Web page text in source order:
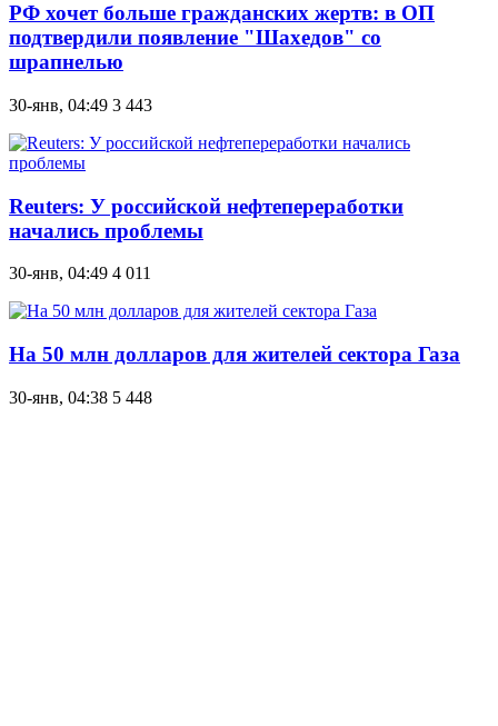
РФ хочет больше гражданских жертв: в ОП
подтвердили появление "Шахедов" со
шрапнелью
30-янв, 04:49 3 443
Reuters: У российской нефтепереработки
начались проблемы
30-янв, 04:49 4 011
На 50 млн долларов для жителей сектора Газа
30-янв, 04:38 5 448